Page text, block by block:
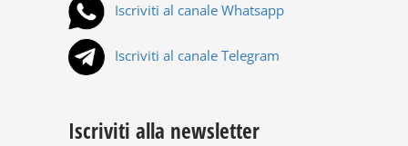
Iscriviti al canale Whatsapp
Iscriviti al canale Telegram
Iscriviti alla newsletter